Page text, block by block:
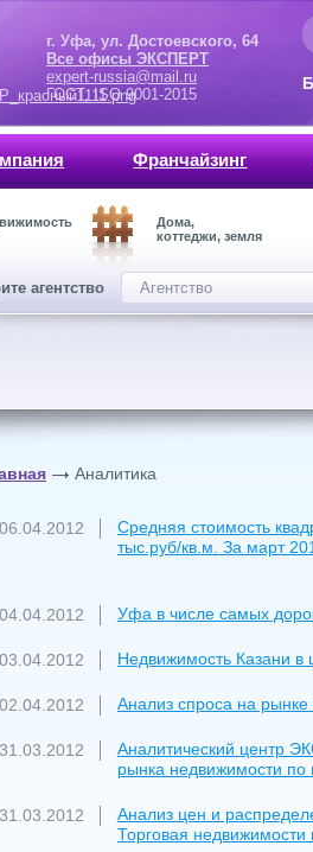
ул. Достоевского, 64
Все офисы ЭКСПЕРТ
expert-russia@mail.ru
ISO 9001-2015
Франчайзинг
Дома,
коттеджи, земля
агентство Агентство
Аналитика
06.04.2012
Средняя стоимость
тыс.руб/кв.м. За март
04.04.2012 Уфа в числе самых
03.04.2012 Недвижимость Казани
02.04.2012 Анализ спроса на
31.03.2012
Аналитический центр
рынка недвижимости по
31.03.2012
Анализ цен и
Торговая